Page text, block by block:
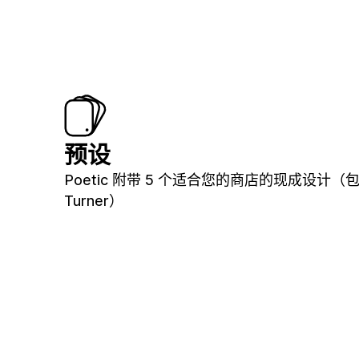
预设
Poetic 附带 5 个适合您的商店的现成设计（
Turner）